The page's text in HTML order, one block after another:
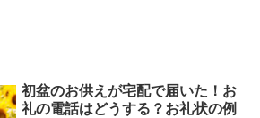
初盆のお供えが宅配で届いた！お
礼の電話はどうする？お礼状の例